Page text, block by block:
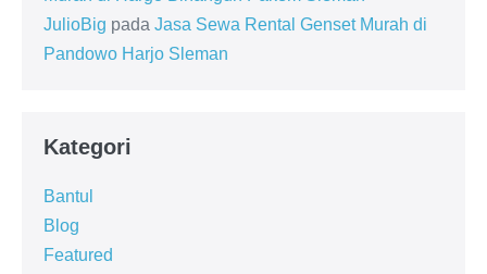
JulioBig pada Jasa Sewa Rental Genset Murah di
Pandowo Harjo Sleman
Kategori
Bantul
Blog
Featured